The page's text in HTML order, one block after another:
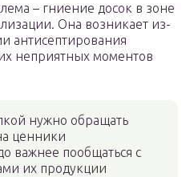
– гниение досок в зоне
Она возникает из-
антисептирования
неприятных моментов
нужно обращать
ценники
важнее пообщаться с
их продукции